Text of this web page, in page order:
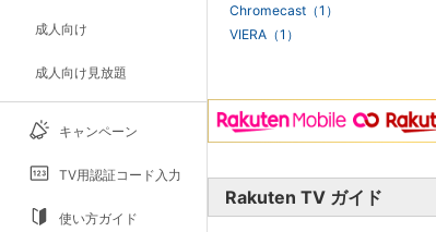
成人向け
成人向け見放題
キャンペーン
TV用認証コード入力
使い方ガイド
Chromecast（1）
VIERA（1）
Rakuten TV ガイド